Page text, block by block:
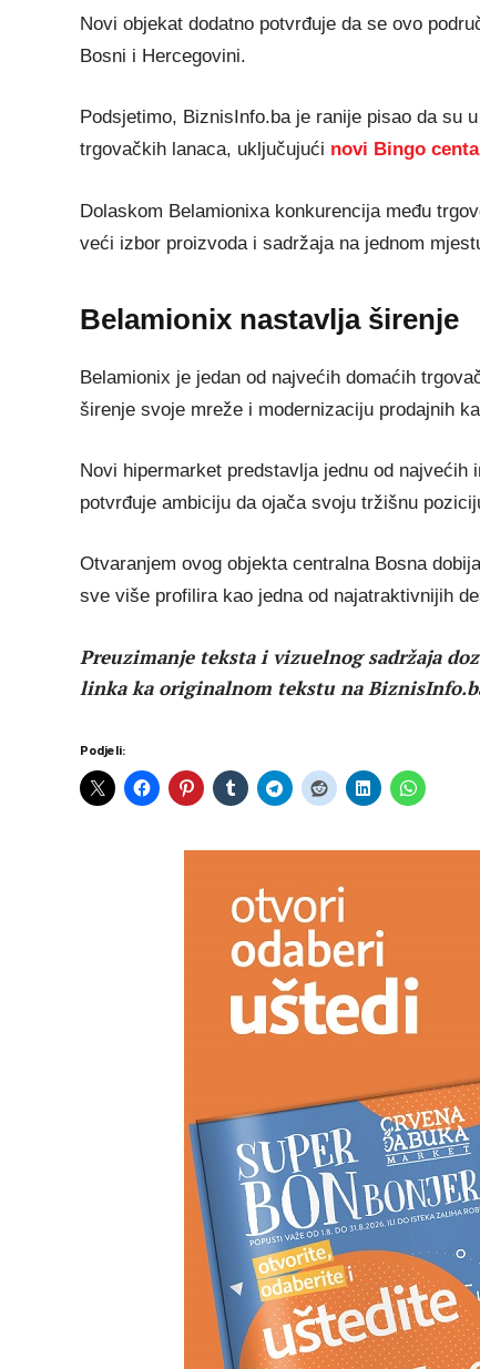
Novi objekat dodatno potvrđuje da se ovo
Bosni i Hercegovini.
Podsjetimo, BiznisInfo.ba je ranije pisao da su
trgovačkih lanaca, uključujući novi Bingo
Dolaskom Belamionixa konkurencija među
veći izbor proizvoda i sadržaja na jednom
Belamionix nastavlja širenje
Belamionix je jedan od najvećih domaćih
širenje svoje mreže i modernizaciju prodajnih
Novi hipermarket predstavlja jednu od
potvrđuje ambiciju da ojača svoju tržišnu
Otvaranjem ovog objekta centralna Bosna
sve više profilira kao jedna od najatraktivnijih
Preuzimanje teksta i vizuelnog sadržaja
linka ka originalnom tekstu na
Podjeli: